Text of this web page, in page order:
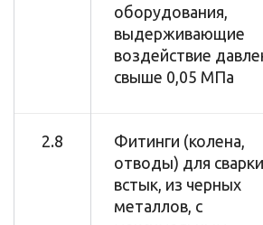
оборудования,
выдерживающие
воздействие
свыше 0,05 МПа
2.8
Фитинги (колена,
отводы) для сварки
встык, из черных
металлов, с